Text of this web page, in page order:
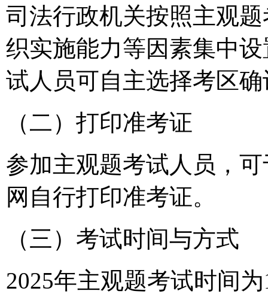
司法行政机关按照主观
织实施能力等因素集中
试人员可自主选择考区
（二）打印准考证
参加主观题考试人员，
网自行打印准考证。
（三）考试时间与方式
2025年主观题考试时间